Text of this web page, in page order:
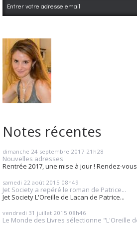
Notes récentes
dimanche 24 septembre 2017 21h28
Nouvelles adresses
Rentrée 2017, une mise à jour ! Rendez-
samedi 22 août 2015 08h49
Jet Society a repéré le roman de Patrice...
Jet Society L'Oreille de Lacan de Patrice...
vendredi 31 juillet 2015 08h46
Le Monde des Livres sélectionne "L'Oreille